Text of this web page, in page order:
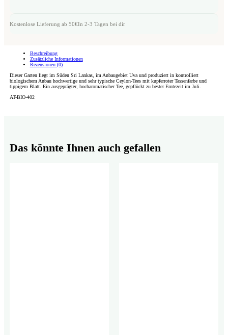
Kostenlose Lieferung ab 50€In 2-3 Tagen bei dir
Beschreibung
Zusätzliche Informationen
Rezensionen (0)
Dieser Garten liegt im Süden Sri Lankas, im Anbaugebiet Uva und produziert in kontrolliert
biologischem Anbau hochwertige und sehr typische Ceylon-Tees mit kupferroter Tassenfarbe und
tippigem Blatt. Ein ausgeprägter, hocharomatischer Tee, gepflückt zu bester Erntezeit im Juli.
AT-BIO-402
Das könnte Ihnen auch gefallen